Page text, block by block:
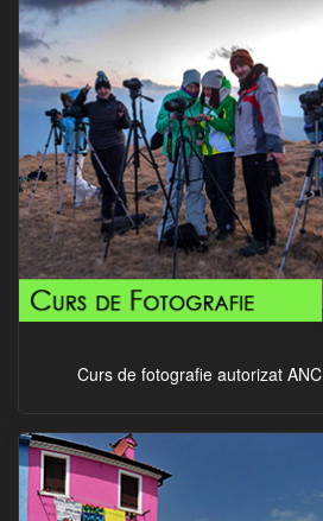
Curs de fotografie autorizat ANC